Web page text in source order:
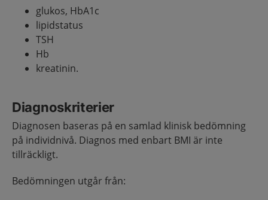
glukos, HbA1c
lipidstatus
TSH
Hb
kreatinin.
Diagnoskriterier
Diagnosen baseras på en samlad klinisk bedömning
på individnivå. Diagnos med enbart BMI är inte
tillräckligt.
Bedömningen utgår från: